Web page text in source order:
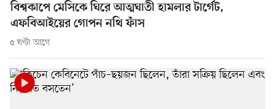
বিশ্বকাপে মেসিকে ঘিরে আত্মঘাতী হামলার টার্গেট,
এফবিআইয়ের গোপন নথি ফাঁস
৫ ঘণ্টা আগে